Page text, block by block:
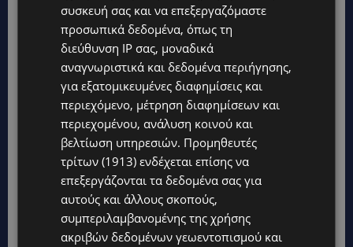
συσκευή σας και να επεξεργαζόμαστε
προσωπικά δεδομένα, όπως τη
διεύθυνση IP σας, μοναδικά
αναγνωριστικά και δεδομένα περιήγησης,
για εξατομικευμένες διαφημίσεις και
περιεχόμενο, μέτρηση διαφημίσεων και
περιεχομένου, ανάλυση κοινού και
βελτίωση υπηρεσιών. Προμηθευτές
τρίτων (1913) ενδέχεται επίσης να
επεξεργάζονται τα δεδομένα σας για
αυτούς και άλλους σκοπούς,
συμπεριλαμβανομένης της χρήσης
ακριβών δεδομένων γεωεντοπισμού και